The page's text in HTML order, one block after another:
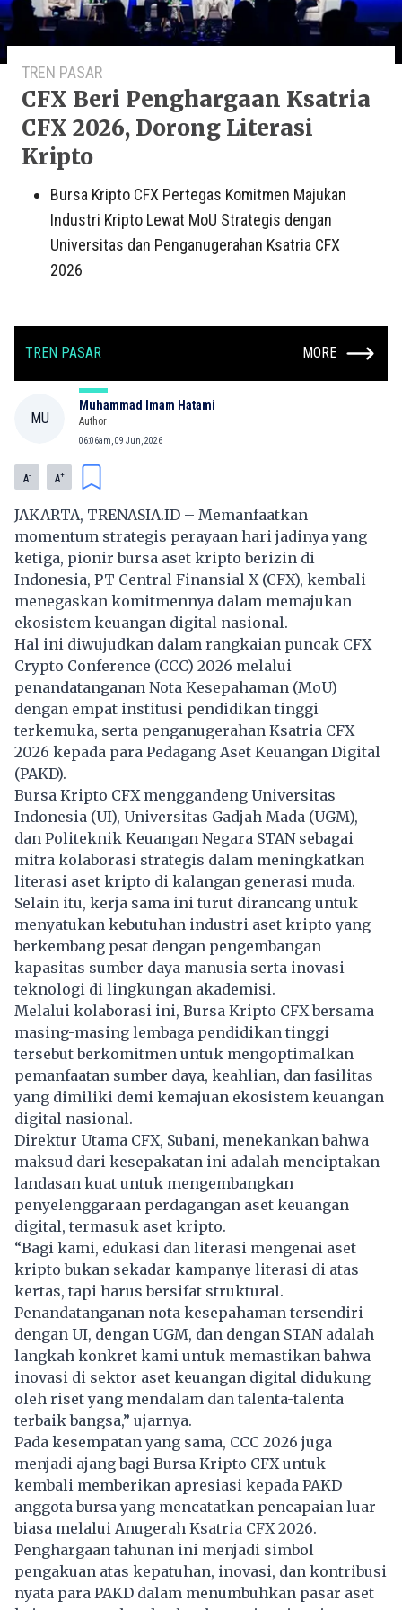
TREN PASAR
CFX Beri Penghargaan Ksatria
CFX 2026, Dorong Literasi
Kripto
Bursa Kripto CFX Pertegas Komitmen Majukan
Industri Kripto Lewat MoU Strategis dengan
Universitas dan Penganugerahan Ksatria CFX
2026
TREN PASAR MORE
MU
Muhammad Imam Hatami
Author
06:06am, 09 Jun, 2026
A- A+
JAKARTA, TRENASIA.ID – Memanfaatkan
momentum strategis perayaan hari jadinya yang
ketiga, pionir bursa aset kripto berizin di
Indonesia, PT Central Finansial X (CFX), kembali
menegaskan komitmennya dalam memajukan
ekosistem keuangan digital nasional.
Hal ini diwujudkan dalam rangkaian puncak CFX
Crypto Conference (CCC) 2026 melalui
penandatanganan Nota Kesepahaman (MoU)
dengan empat institusi pendidikan tinggi
terkemuka, serta penganugerahan Ksatria CFX
2026 kepada para Pedagang Aset Keuangan Digital
(PAKD).
Bursa Kripto CFX menggandeng Universitas
Indonesia (UI), Universitas Gadjah Mada (UGM),
dan Politeknik Keuangan Negara STAN sebagai
mitra kolaborasi strategis dalam meningkatkan
literasi aset kripto di kalangan generasi muda.
Selain itu, kerja sama ini turut dirancang untuk
menyatukan kebutuhan industri aset kripto yang
berkembang pesat dengan pengembangan
kapasitas sumber daya manusia serta inovasi
teknologi di lingkungan akademisi.
Melalui kolaborasi ini, Bursa Kripto CFX bersama
masing-masing lembaga pendidikan tinggi
tersebut berkomitmen untuk mengoptimalkan
pemanfaatan sumber daya, keahlian, dan fasilitas
yang dimiliki demi kemajuan ekosistem keuangan
digital nasional.
Direktur Utama CFX, Subani, menekankan bahwa
maksud dari kesepakatan ini adalah menciptakan
landasan kuat untuk mengembangkan
penyelenggaraan perdagangan aset keuangan
digital, termasuk aset kripto.
“Bagi kami, edukasi dan literasi mengenai aset
kripto bukan sekadar kampanye literasi di atas
kertas, tapi harus bersifat struktural.
Penandatanganan nota kesepahaman tersendiri
dengan UI, dengan UGM, dan dengan STAN adalah
langkah konkret kami untuk memastikan bahwa
inovasi di sektor aset keuangan digital didukung
oleh riset yang mendalam dan talenta-talenta
terbaik bangsa,” ujarnya.
Pada kesempatan yang sama, CCC 2026 juga
menjadi ajang bagi Bursa Kripto CFX untuk
kembali memberikan apresiasi kepada PAKD
anggota bursa yang mencatatkan pencapaian luar
biasa melalui Anugerah Ksatria CFX 2026.
Penghargaan tahunan ini menjadi simbol
pengakuan atas kepatuhan, inovasi, dan kontribusi
nyata para PAKD dalam menumbuhkan pasar aset